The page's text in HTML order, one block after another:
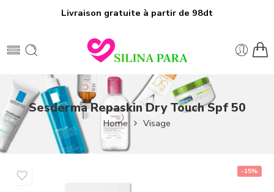
Livraison gratuite à partir de 98dt
Sesderma Repaskin Dry Touch Spf 50
Home Visage
-15%